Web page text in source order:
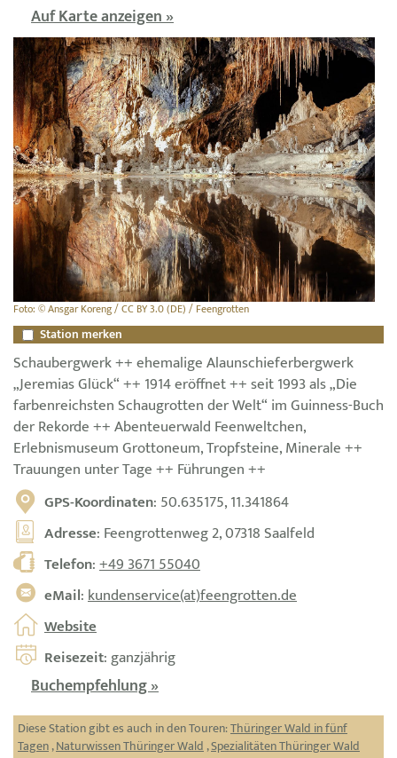
Auf Karte anzeigen »
Foto: © Ansgar Koreng / CC BY 3.0 (DE) / Feengrotten
Station merken
Schaubergwerk ++ ehemalige Alaunschieferbergwerk
„Jeremias Glück“ ++ 1914 eröffnet ++ seit 1993 als „Die
farbenreichsten Schaugrotten der Welt“ im Guinness-Buch
der Rekorde ++ Abenteuerwald Feenweltchen,
Erlebnismuseum Grottoneum, Tropfsteine, Minerale ++
Trauungen unter Tage ++ Führungen ++
GPS-Koordinaten: 50.635175, 11.341864
Adresse: Feengrottenweg 2, 07318 Saalfeld
Telefon:+49 3671 55040
eMail:kundenservice(at)feengrotten.de
Website
Reisezeit: ganzjährig
Buchempfehlung »
Diese Station gibt es auch in den Touren:Thüringer Wald in fünf
Tagen,Naturwissen Thüringer Wald,Spezialitäten Thüringer Wald